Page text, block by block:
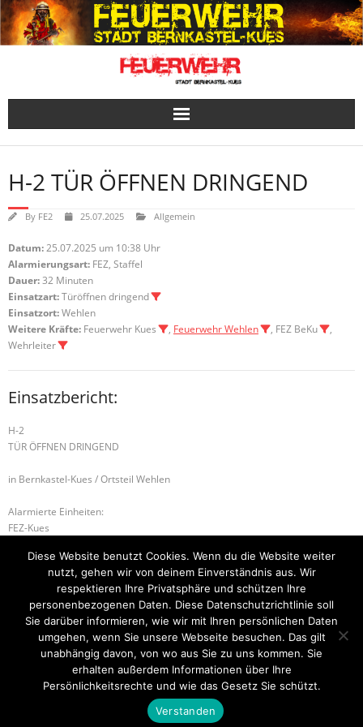
Skip
to
content
H-2 TÜR ÖFFNEN DRINGEND
By FE2 25.07.2025 Allgemein
Datum:25.07.2025 um 10:38 Uhr
Alarmierungsart: FEZ, Staffel
Dauer:32 Minuten
Einsatzart:Türöffnen dringend
Einsatzort:Wehlen
Weitere Kräfte: Feuerwehr Kues , Feuerwehr Wehlen , FEZ BeKu
,
Wehrleiter
Einsatzbericht:
H-2
TÜR ÖFFNEN DRINGEND
in Bernkastel-Kues / Ortsteil Wehlen
Alarmierte Einheiten:
FEZ-Kues
FF-Wehlen-Gruppe
H-1 UNTERSTÜTZUNG RD H-1 TIERRETTUNG
Startseite Einsätze Mitglied werden Über uns
Kontakt
Think Up Themes Ltd. Powered by
Diese Website benutzt Cookies. Wenn du die Website weiter
nutzt, gehen wir von deinem Einverständnis aus. Wir
respektieren Ihre Privatsphäre und schützen Ihre
personenbezogenen Daten. Diese Datenschutzrichtlinie soll
Sie darüber informieren, wie wir mit Ihren persönlichen Daten
umgehen, wenn Sie unsere Webseite besuchen. Das gilt
unabhängig davon, von wo aus Sie zu uns kommen. Sie
erhalten außerdem Informationen über Ihre
Persönlichkeitsrechte und wie das Gesetz Sie schützt.
Verstanden